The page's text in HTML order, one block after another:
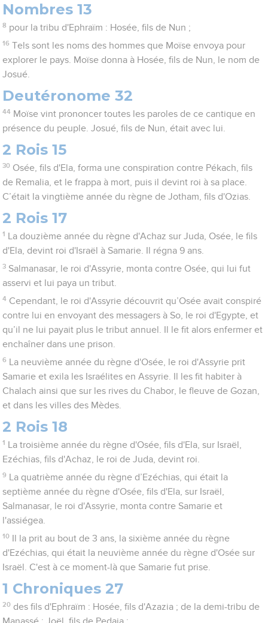
Nombres 13
8 pour la tribu d'Ephraïm : Hosée, fils de Nun ;
16 Tels sont les noms des hommes que Moïse envoya pour
explorer le pays. Moïse donna à Hosée, fils de Nun, le nom de
Josué.
Deutéronome 32
44 Moïse vint prononcer toutes les paroles de ce cantique en
présence du peuple. Josué, fils de Nun, était avec lui.
2 Rois 15
30 Osée, fils d'Ela, forma une conspiration contre Pékach, fils
de Remalia, et le frappa à mort, puis il devint roi à sa place.
C’était la vingtième année du règne de Jotham, fils d'Ozias.
2 Rois 17
1
La douzième année du règne d'Achaz sur Juda, Osée, le fils
d'Ela, devint roi d'Israël à Samarie. Il régna 9 ans.
3 Salmanasar, le roi d'Assyrie, monta contre Osée, qui lui fut
asservi et lui paya un tribut.
4 Cependant, le roi d'Assyrie découvrit qu’Osée avait conspiré
contre lui en envoyant des messagers à So, le roi d'Egypte, et
qu’il ne lui payait plus le tribut annuel. Il le fit alors enfermer et
enchaîner dans une prison.
6
La neuvième année du règne d'Osée, le roi d'Assyrie prit
Samarie et exila les Israélites en Assyrie. Il les fit habiter à
Chalach ainsi que sur les rives du Chabor, le fleuve de Gozan,
et dans les villes des Mèdes.
2 Rois 18
1
La troisième année du règne d'Osée, fils d'Ela, sur Israël,
Ezéchias, fils d'Achaz, le roi de Juda, devint roi.
9
La quatrième année du règne d’Ezéchias, qui était la
septième année du règne d'Osée, fils d'Ela, sur Israël,
Salmanasar, le roi d'Assyrie, monta contre Samarie et
l'assiégea.
10
Il la prit au bout de 3 ans, la sixième année du règne
d'Ezéchias, qui était la neuvième année du règne d'Osée sur
Israël. C'est à ce moment-là que Samarie fut prise.
1 Chroniques 27
20 des fils d'Ephraïm : Hosée, fils d'Azazia ; de la demi-tribu de